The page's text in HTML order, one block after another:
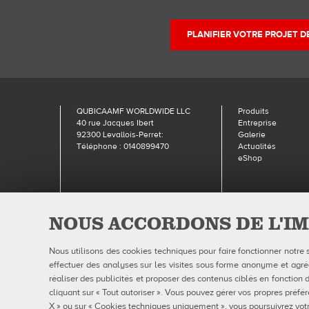
NOUS ACCORDONS DE
Nous utilisons des cookies techniques pour faire fonctionner
effectuer des analyses sur les visites sous forme anonyme et
réaliser des publicités et proposer des contenus ciblés en
cliquant sur « Tout autoriser ». Vous pouvez gérer vos propres
X » ou sur « Cookies techniques uniquement », vous poursuivrez
PLANIFIER VOTRE PROJET
QUBICAAMF WORLDWIDE LLC
40 rue Jacques Ibert
92300 Levallois-Perret:
Téléphone : 0140899470
Produits
Entreprise
Galerie
Actualités
eShop